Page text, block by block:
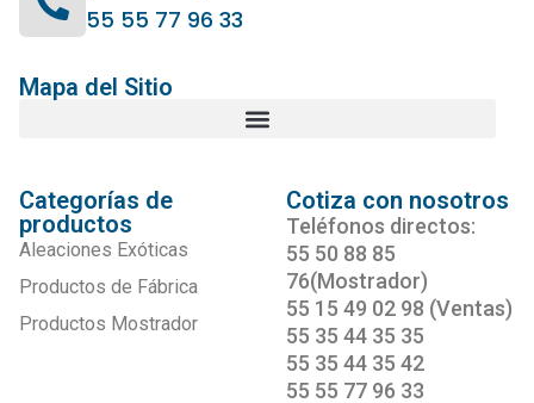
55 55 77 96 33
Mapa del Sitio
Categorías de
productos
Aleaciones Exóticas
Productos de Fábrica
Productos Mostrador
Cotiza con nosotros
Teléfonos directos:
55 50 88 85
76(Mostrador)
55 15 49 02 98 (Ventas)
55 35 44 35 35
55 35 44 35 42
55 55 77 96 33